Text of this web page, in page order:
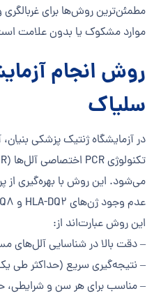
مطمئن‌ترین روش‌ها برای
موارد مشکوک یا بدون علامت
سلیاک
می‌شود. این روش با بهره‌گیری از
این روش عبارت‌اند از:
– دقت بالا در شناسایی آلل‌های
– نتیجه‌گیری سریع (حداکثر طی
– مناسب برای هر سن و شرایطی،